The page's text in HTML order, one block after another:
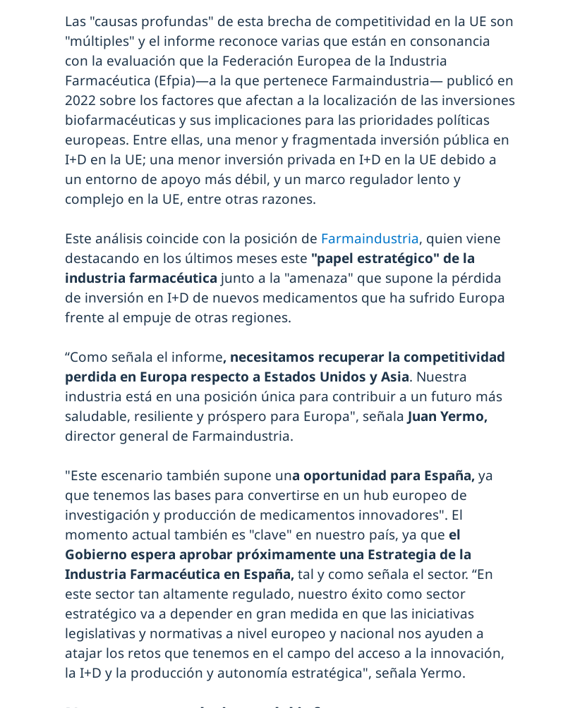
Las "causas profundas" de esta brecha de competitividad en la UE son
"múltiples" y el informe reconoce varias que están en consonancia
con la evaluación que la Federación Europea de la Industria
Farmacéutica (Efpia)—a la que pertenece Farmaindustria— publicó en
2022 sobre los factores que afectan a la localización de las inversiones
biofarmacéuticas y sus implicaciones para las prioridades políticas
europeas. Entre ellas, una menor y fragmentada inversión pública en
I+D en la UE; una menor inversión privada en I+D en la UE debido a
un entorno de apoyo más débil, y un marco regulador lento y
complejo en la UE, entre otras razones.
Este análisis coincide con la posición de Farmaindustria, quien viene
destacando en los últimos meses este "papel estratégico" de la
industria farmacéutica junto a la "amenaza" que supone la pérdida
de inversión en I+D de nuevos medicamentos que ha sufrido Europa
frente al empuje de otras regiones.
“Como señala el informe, necesitamos recuperar la competitividad
perdida en Europa respecto a Estados Unidos y Asia. Nuestra
industria está en una posición única para contribuir a un futuro más
saludable, resiliente y próspero para Europa", señala Juan Yermo,
director general de Farmaindustria.
"Este escenario también supone una oportunidad para España, ya
que tenemos las bases para convertirse en un hub europeo de
investigación y producción de medicamentos innovadores". El
momento actual también es "clave" en nuestro país, ya que el
Gobierno espera aprobar próximamente una Estrategia de la
Industria Farmacéutica en España, tal y como señala el sector. “En
este sector tan altamente regulado, nuestro éxito como sector
estratégico va a depender en gran medida en que las iniciativas
legislativas y normativas a nivel europeo y nacional nos ayuden a
atajar los retos que tenemos en el campo del acceso a la innovación,
la I+D y la producción y autonomía estratégica", señala Yermo.